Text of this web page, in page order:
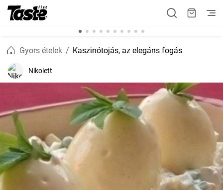
Gyors ételek Kaszinótojás, az elegáns fogás
Nikolett